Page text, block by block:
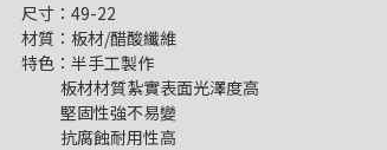
尺寸：49-22
材質：板材/醋酸纖維
特色：半手工製作
           板材材質紮實表面光澤度高
           堅固性強不易變
           抗腐蝕耐用性高